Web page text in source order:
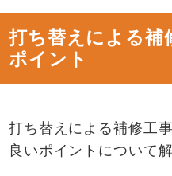
打ち替えによる補
ポイント
打ち替えによる補修工
良いポイントについて